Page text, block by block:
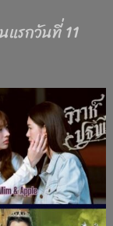
แรกวันที่ 11